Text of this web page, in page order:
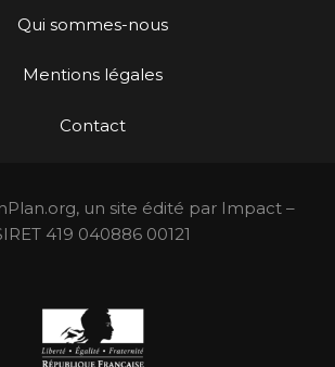
Qui sommes-nous
Mentions légales
Contact
un site édité par Impact –
419 040886 00121